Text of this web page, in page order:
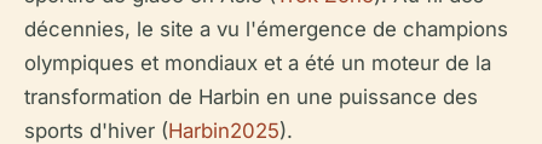
décennies, le site a vu l'émergence de champions
olympiques et mondiaux et a été un moteur de la
transformation de Harbin en une puissance des
sports d'hiver (Harbin2025).